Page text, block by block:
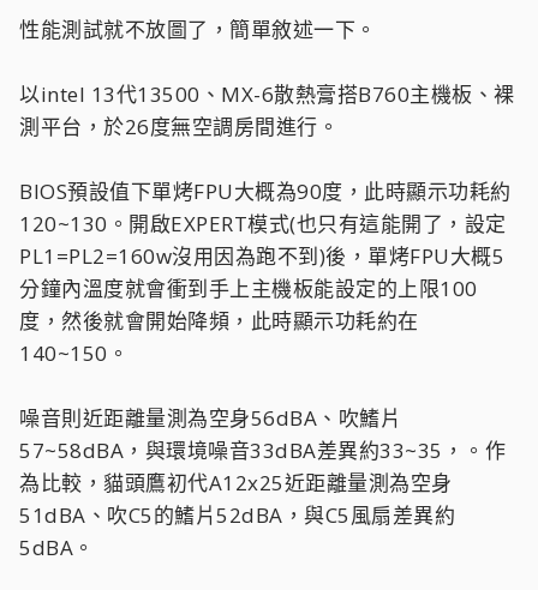
性能測試就不放圖了，簡單敘述一下。
以intel 13代13500、MX-6散熱膏搭B760主機板、裸
測平台，於26度無空調房間進行。
BIOS預設值下單烤FPU大概為90度，此時顯示功耗約
120~130。開啟EXPERT模式(也只有這能開了，設定
PL1=PL2=160w沒用因為跑不到)後，單烤FPU大概5
分鐘內溫度就會衝到手上主機板能設定的上限100
度，然後就會開始降頻，此時顯示功耗約在
140~150。
噪音則近距離量測為空身56dBA、吹鰭片
57~58dBA，與環境噪音33dBA差異約33~35，。作
為比較，貓頭鷹初代A12x25近距離量測為空身
51dBA、吹C5的鰭片52dBA，與C5風扇差異約
5dBA。